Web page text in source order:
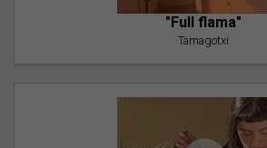
"Full flama"
Tamagotxi